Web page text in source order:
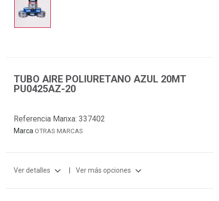
TUBO AIRE POLIURETANO AZUL 20MT
PU0425AZ-20
Referencia Manxa: 337402
Marca OTRAS MARCAS
Ver detalles expand_more | Ver más opciones expand_more